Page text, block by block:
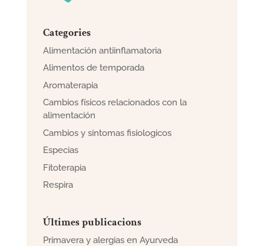
Categories
Alimentación antiinflamatoria
Alimentos de temporada
Aromaterapia
Cambios físicos relacionados con la
alimentación
Cambios y sintomas fisiologicos
Especias
Fitoterapia
Respira
Últimes publicacions
Primavera y alergias en Ayurveda